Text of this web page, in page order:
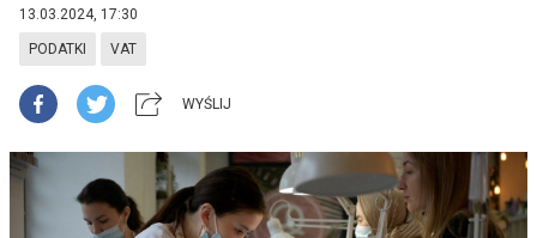
13.03.2024, 17:30
PODATKI VAT
WYŚLIJ